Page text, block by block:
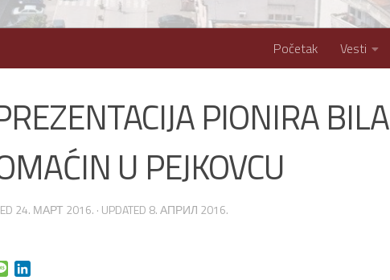
Početak Vesti
PIONIRA BILA
U PEJKOVCU
24. МАРТ 2016. · UPDATED 8. АПРИЛ 2016.
Message